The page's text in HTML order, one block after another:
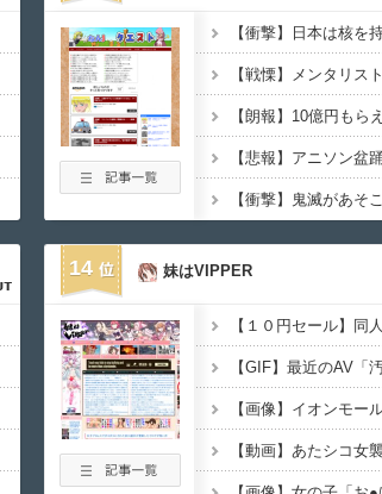
14 妹はVIPPER
【１０円セール】同
【動画】あたシコ女